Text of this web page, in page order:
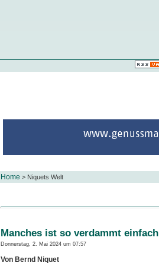
Home > Niquets Welt
Manches ist so verdammt einfach
Donnerstag, 2. Mai 2024 um 07:57
Von Bernd Niquet